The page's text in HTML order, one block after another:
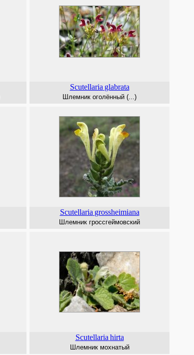
Scutellaria glabrata
Шлемник оголённый (...)
Scutellaria grossheimiana
Шлемник гроссгеймовский
Scutellaria hirta
Шлемник мохнатый